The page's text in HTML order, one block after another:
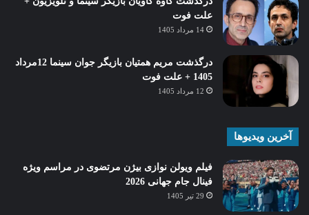
علت فوت
14 مرداد 1405
درگذشت مریم همتیان بازیگر جوان سینما 12مرداد
1405 + علت فوت
12 مرداد 1405
آخرین ویدیوها
فیلم ویولن نوازی بیژن مرتضوی در مراسم ویژه
فینال جام جهانی 2026
29 تیر 1405